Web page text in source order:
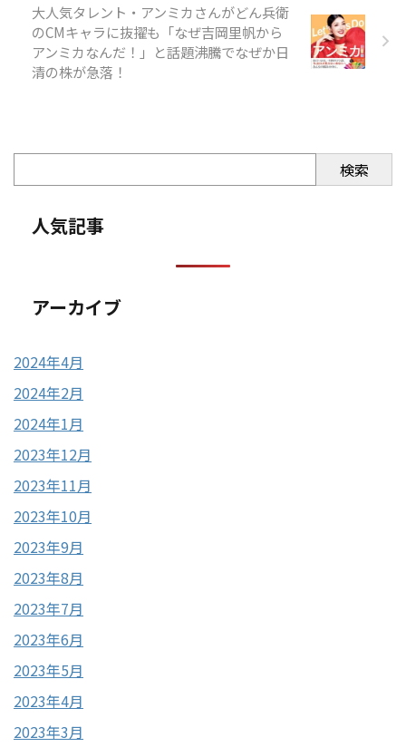
大人気タレント・アンミカさんがどん兵衛
のCMキャラに抜擢も「なぜ吉岡里帆から
アンミカなんだ！」と話題沸騰でなぜか日
清の株が急落！
検索
人気記事
アーカイブ
2024年4月
2024年2月
2024年1月
2023年12月
2023年11月
2023年10月
2023年9月
2023年8月
2023年7月
2023年6月
2023年5月
2023年4月
2023年3月